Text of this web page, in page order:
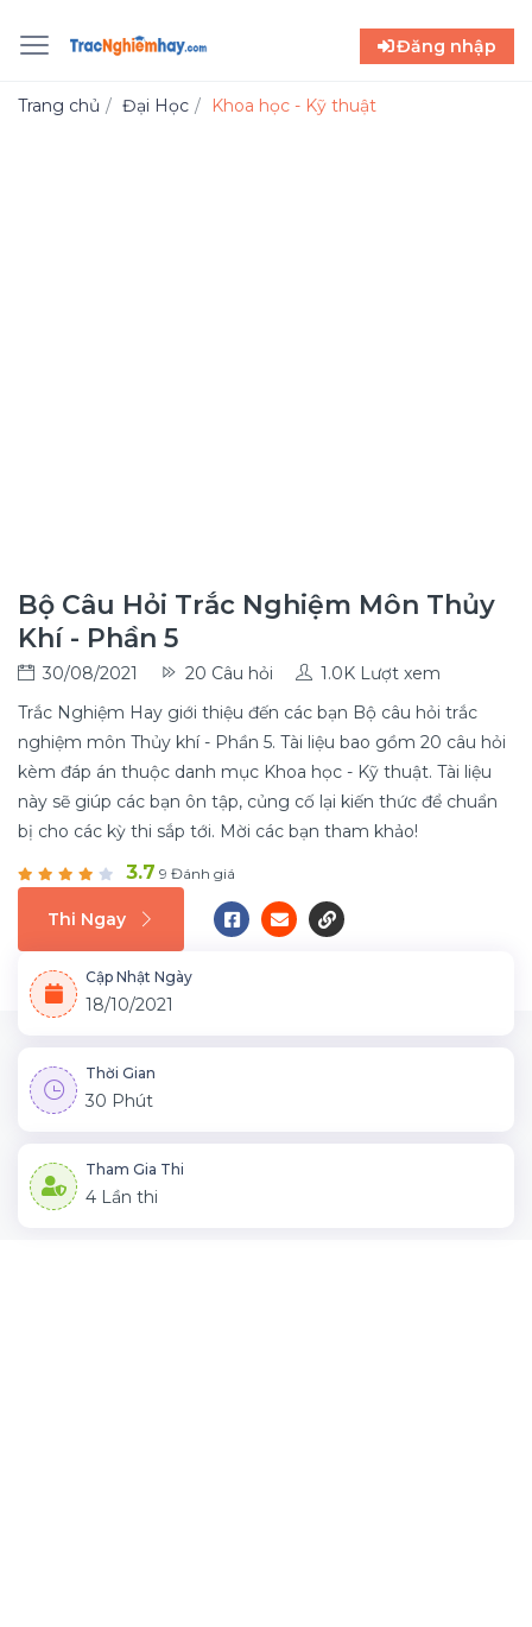
Đăng nhập
Trang chủ Đại Học Khoa học - Kỹ thuật
Bộ Câu Hỏi Trắc Nghiệm Môn Thủy
Khí - Phần 5
30/08/2021 20 Câu hỏi
1.0K Lượt xem
Trắc Nghiệm Hay giới thiệu đến các bạn Bộ câu hỏi trắc
nghiệm môn Thủy khí - Phần 5. Tài liệu bao gồm 20 câu hỏi
kèm đáp án thuộc danh mục Khoa học - Kỹ thuật. Tài liệu
này sẽ giúp các bạn ôn tập, củng cố lại kiến thức để chuẩn
bị cho các kỳ thi sắp tới. Mời các bạn tham khảo!
3.7 9 Đánh giá
Thi Ngay
Cập Nhật Ngày
18/10/2021
Thời Gian
30 Phút
Tham Gia Thi
4 Lần thi